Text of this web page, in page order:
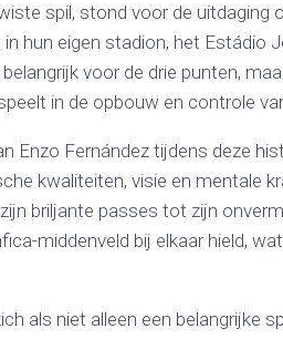
spil, stond voor de uitdaging
hun eigen stadion, het Estádio
voor de drie punten,
in de opbouw en controle
Enzo Fernández tijdens deze
kwaliteiten, visie en mentale
briljante passes tot zijn
middenveld bij elkaar hield,
als niet alleen een belangrijke